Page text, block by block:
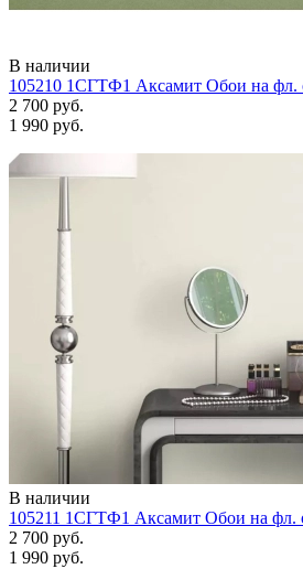
В наличии
105210 1СГТФ1 Аксамит Обои на фл.
2 700 руб.
1 990 руб.
В наличии
105211 1СГТФ1 Аксамит Обои на фл.
2 700 руб.
1 990 руб.